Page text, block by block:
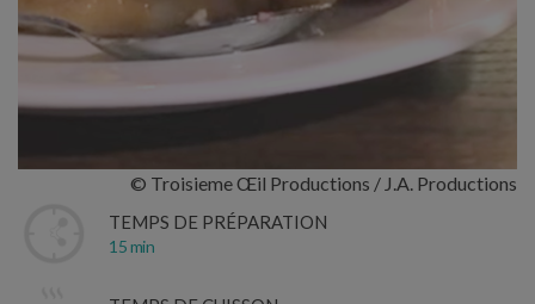
© Troisieme Œil Productions / J.A. Productions
TEMPS DE PRÉPARATION
15 min